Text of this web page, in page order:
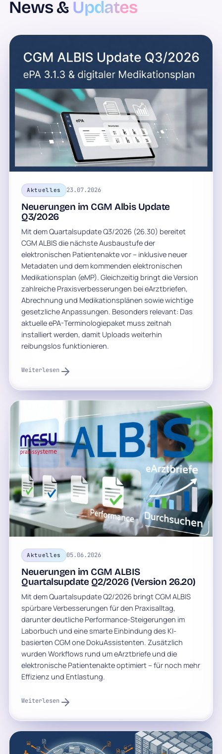
News & Updates
Aktuelles 23.07.2026
Neuerungen im CGM Albis Update
Q3/2026
Mit dem Quartalsupdate Q3/2026 (26.30) bereitet
CGM ALBIS die nächste Ausbaustufe der
elektronischen Patientenakte vor – inklusive neuer
Metadaten und dem kommenden elektronischen
Medikationsplan (eMP). Gleichzeitig bringt die Version
zahlreiche Praxisverbesserungen bei eArztbriefen,
Abrechnung und Medikationsplänen sowie wichtige
gesetzliche Anpassungen. Besonders relevant: Das
aktuelle ePA-Terminologiepaket muss zeitnah
installiert werden, damit Uploads weiterhin
reibungslos funktionieren.
Weiterlesen
Aktuelles 05.06.2026
Neuerungen im CGM ALBIS
Quartalsupdate Q2/2026 (Version 26.20)
Mit dem Quartalsupdate Q2/2026 bringt CGM ALBIS
spürbare Verbesserungen für den Praxisalltag,
darunter deutliche Performance-Steigerungen im
Laborbuch und eine smarte Einbindung des KI-
basierten CGM one DokuAssistenten. Zusätzlich
wurden Workflows rund um eArztbriefe und die
elektronische Patientenakte optimiert – für noch mehr
Effizienz und Entlastung.
Weiterlesen